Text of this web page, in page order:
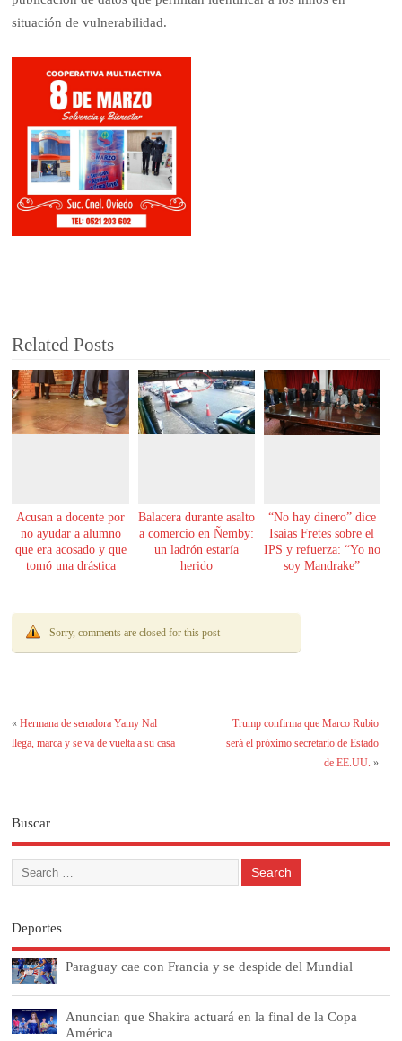
situación de vulnerabilidad.
Related Posts
Acusan a docente por
no ayudar a alumno
que era acosado y que
tomó una drástica
Balacera durante asalto
a comercio en Ñemby:
un ladrón estaría
herido
“No hay dinero” dice
Isaías Fretes sobre el
IPS y refuerza: “Yo no
soy Mandrake”
Sorry, comments are closed for this post
«Hermana de senadora Yamy Nal
llega, marca y se va de vuelta a su casa
Trump confirma que Marco Rubio
será el próximo secretario de Estado
de EE.UU. »
Buscar
Deportes
Paraguay cae con Francia y se despide del Mundial
Anuncian que Shakira actuará en la final de la Copa
América